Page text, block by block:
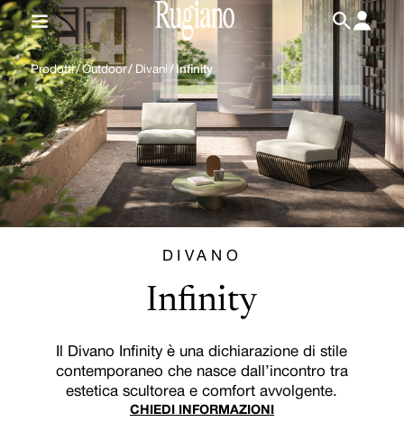
IT / EN
Prodotti/Outdoor/ Divani / Infinity
DIVANO
Infinity
Il Divano Infinity è una dichiarazione di stile
contemporaneo che nasce dall’incontro tra
estetica scultorea e comfort avvolgente.
CHIEDI INFORMAZIONI